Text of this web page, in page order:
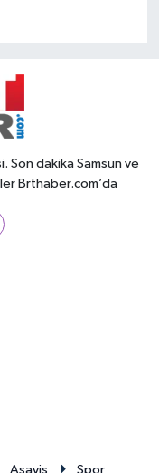
Son dakika Samsun ve
Brthaber.com’da
Asayiş Spor